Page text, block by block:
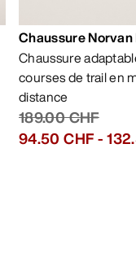
Chaussure
Chaussure
courses de trail en
distance
189.00 CHF
94.50 CHF-